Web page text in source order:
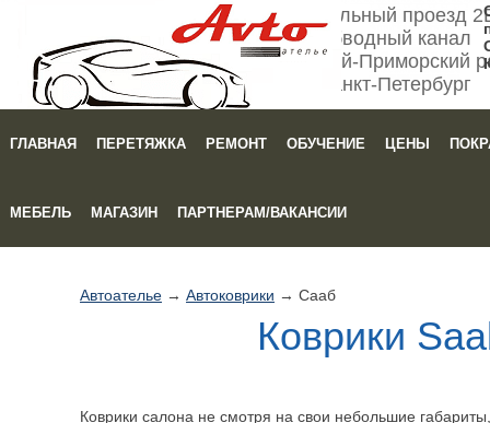
Мебельный проезд
Обводный канал
Кировский-Приморский
Санкт-Петербург
ГЛАВНАЯ ПЕРЕТЯЖКА РЕМОНТ ОБУЧЕНИЕ ЦЕНЫ
МЕБЕЛЬ МАГАЗИН ПАРТНЕРАМ/ВАКАНСИИ
Автоателье → Автоковрики → Сааб
Коврики
Коврики салона не смотря на свои небольшие